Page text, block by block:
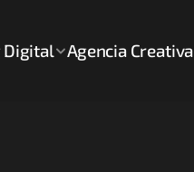
Digital Agencia Creativa